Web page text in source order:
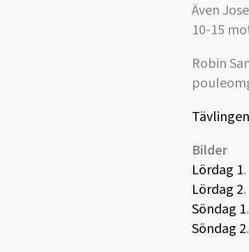
Även
10-15
Robin
Bilder
Lördag 1.
Lördag 2.
Söndag 1.
Söndag 2.